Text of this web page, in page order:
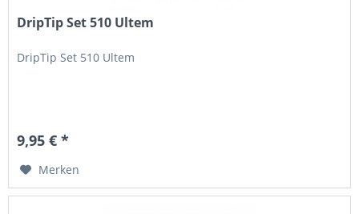
DripTip Set 510 Ultem
DripTip Set 510 Ultem
9,95 € *
Merken